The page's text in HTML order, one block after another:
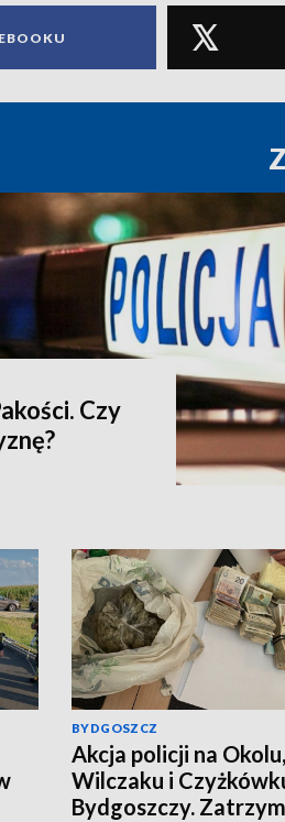
Czy
BYDGOSZCZ
Akcja policji na Okolu,
Wilczaku i
Bydgoszczy.